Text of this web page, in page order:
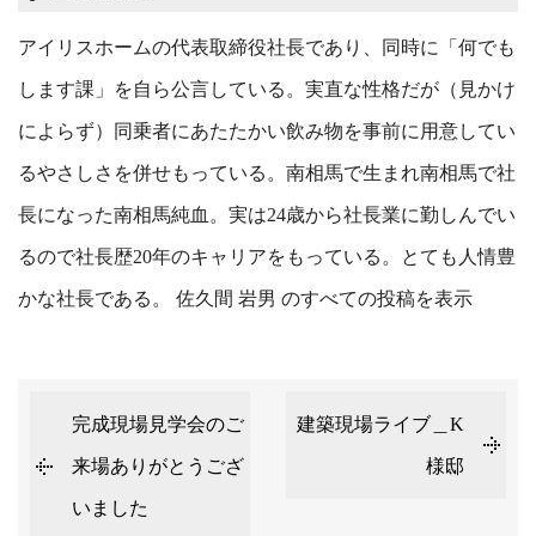
アイリスホームの代表取締役社長であり、同時に「何でも
します課」を自ら公言している。実直な性格だが（見かけ
によらず）同乗者にあたたかい飲み物を事前に用意してい
るやさしさを併せもっている。南相馬で生まれ南相馬で社
長になった南相馬純血。実は24歳から社長業に勤しんでい
るので社長歴20年のキャリアをもっている。とても人情豊
かな社長である。 佐久間 岩男 のすべての投稿を表示
完成現場見学会のご
来場ありがとうござ
いました
建築現場ライブ＿K
様邸